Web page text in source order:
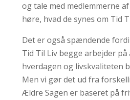
og tale med medlemmerne
høre, hvad de synes om Tid
Det er også spændende
Tid Til Liv begge arbejder på
hverdagen og livskvaliteten
Men vi gør det ud fra
Ældre Sagen er baseret på